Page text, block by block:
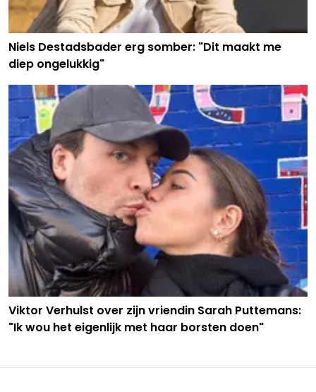
Niels Destadsbader erg somber: "Dit maakt me
diep ongelukkig"
Viktor Verhulst over zijn vriendin Sarah Puttemans:
"Ik wou het eigenlijk met haar borsten doen"